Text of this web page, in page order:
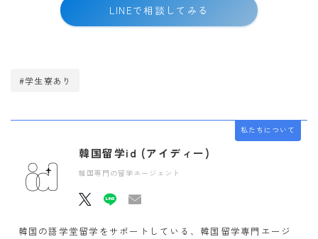
LINEで相談してみる
#学生寮あり
私たちについて
韓国留学id (アイディー)
韓国専門の留学エージェント
韓国の語学堂留学をサポートしている、韓国留学専門エージ